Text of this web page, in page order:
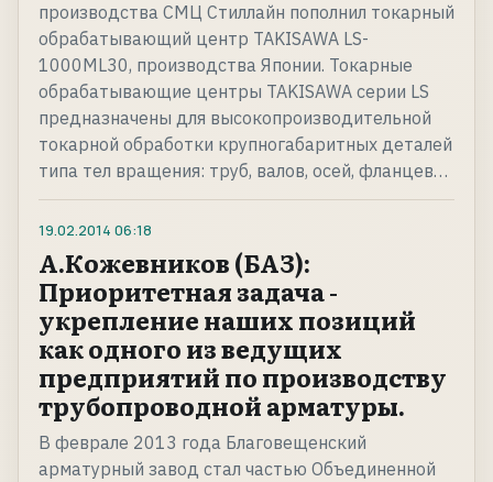
производства СМЦ Стиллайн пополнил токарный
обрабатывающий центр TAKISAWA LS-
1000ML30, производства Японии. Токарные
обрабатывающие центры TAKISAWA серии LS
предназначены для высокопроизводительной
токарной обработки крупногабаритных деталей
типа тел вращения: труб, валов, осей, фланцев…
19.02.2014 06:18
А.Кожевников (БАЗ):
Приоритетная задача -
укрепление наших позиций
как одного из ведущих
предприятий по производству
трубопроводной арматуры.
В феврале 2013 года Благовещенский
арматурный завод стал частью Объединенной